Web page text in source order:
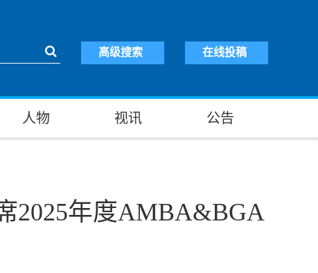
在线投稿
高级搜索
人物 视讯 公告
2025年度AMBA&BGA